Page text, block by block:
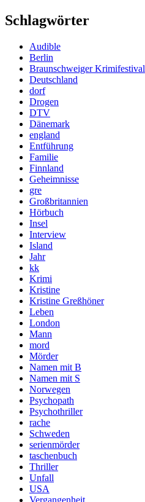
Schlagwörter
Audible
Berlin
Braunschweiger Krimifestival
Deutschland
dorf
Drogen
DTV
Dänemark
england
Entführung
Familie
Finnland
Geheimnisse
gre
Großbritannien
Hörbuch
Insel
Interview
Island
Jahr
kk
Krimi
Kristine
Kristine Greßhöner
Leben
London
Mann
mord
Mörder
Namen mit B
Namen mit S
Norwegen
Psychopath
Psychothriller
rache
Schweden
serienmörder
taschenbuch
Thriller
Unfall
USA
Vergangenheit